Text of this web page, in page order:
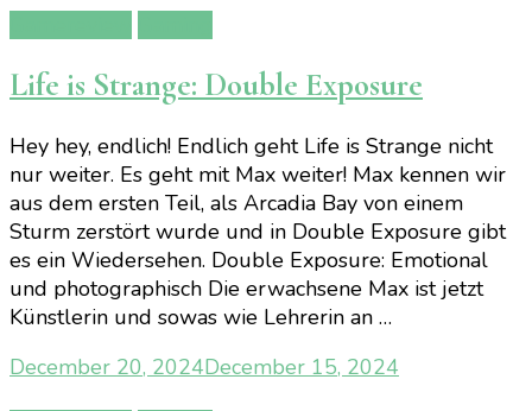
Life is Strange: Double Exposure
Hey hey, endlich! Endlich geht Life is Strange nicht
nur weiter. Es geht mit Max weiter! Max kennen wir
aus dem ersten Teil, als Arcadia Bay von einem
Sturm zerstört wurde und in Double Exposure gibt
es ein Wiedersehen. Double Exposure: Emotional
und photographisch Die erwachsene Max ist jetzt
Künstlerin und sowas wie Lehrerin an …
December 20, 2024December 15, 2024